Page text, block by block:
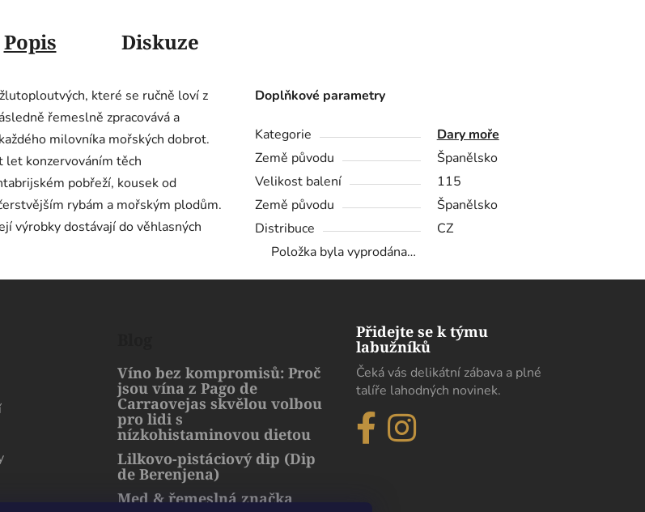
Popis Diskuze
které se ručně loví z
řemeslně zpracovává a
milovníka mořských dobrot.
let konzervováním těch
pobřeží, kousek od
rybám a mořským plodům.
výrobky dostávají do věhlasných
Doplňkové parametry
Kategorie
Dary moře
Země původu
Španělsko
Velikost balení
115
Země původu
Španělsko
Distribuce
CZ
Položka byla vyprodána…
Víno bez kompromisů: Proč
jsou vína z Pago de
Carraovejas skvělou volbou
pro lidi s
nízkohistaminovou dietou
Lilkovo-pistáciový dip (Dip
de Berenjena)
Med & řemeslná značka
Přidejte se k týmu
labužníků
Čeká vás delikátní zábava a plné
talíře lahodných novinek.